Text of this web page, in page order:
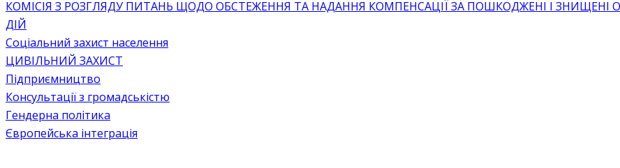
КОМІСІЯ З РОЗГЛЯДУ ПИТАНЬ ЩОДО ОБСТЕЖЕННЯ ТА НАДАННЯ КОМПЕНСАЦІЇ ЗА ПОШКОДЖЕНІ І
ДІЙ
Соціальний захист населення
ЦИВІЛЬНИЙ ЗАХИСТ
Підприємництво
Консультації з громадськістю
Гендерна політика
Європейська інтеграція